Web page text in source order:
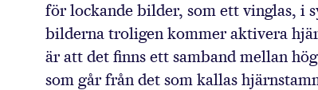
för lockande bilder, som ett vinglas, i
bilderna troligen kommer aktivera
är att det finns ett samband mellan
som går från det som kallas